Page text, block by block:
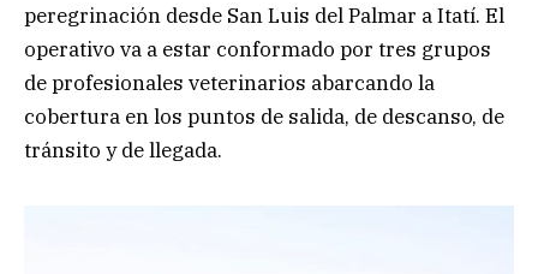
peregrinación desde San Luis del Palmar a Itatí. El
operativo va a estar conformado por tres grupos
de profesionales veterinarios abarcando la
cobertura en los puntos de salida, de descanso, de
tránsito y de llegada.